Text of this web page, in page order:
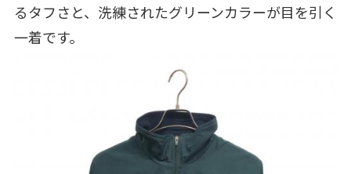
るタフさと、洗練されたグリーンカラーが目を引く
一着です。